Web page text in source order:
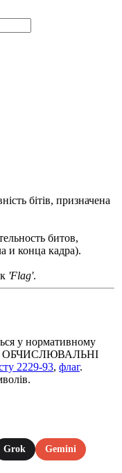
бітів, призначена
битов,
и конца кадра).
'Flag'.
у нормативному
ОБЧИСЛЮВАЛЬНІ
2229-93, флаг.
Grok Gemini